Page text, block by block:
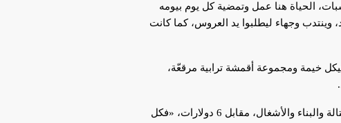
الحياة هنا عمل وتمضية كل يوم بيومه
وينتدب وجهاء ليطلبوا يد العروس، كما كانت
خيمة ومجموعة أقمشة ترابية مرقعّة،
يقتسم النازحون العمل، النساء في الزراعة بأجر 3 دولارات عن كل يوم عمل، والرجال في أعمال العتالة والبناء والأشغال، مقابل 6 دولارات، «فكل